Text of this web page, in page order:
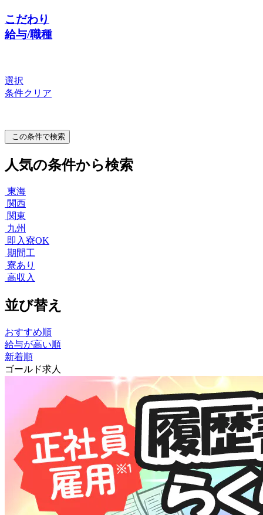
こだわり
給与/職種
選択
条件クリア
この条件で検索
人気の条件から検索
東海
関西
関東
九州
即入寮OK
期間工
寮あり
高収入
並び替え
おすすめ順
給与が高い順
新着順
ゴールド求人